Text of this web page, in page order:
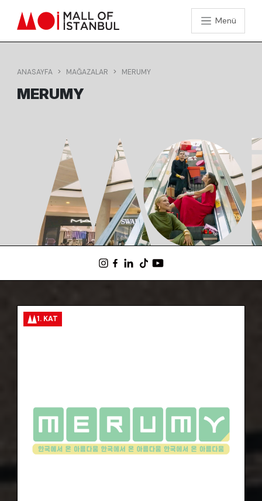
Menü
ANASAYFA MAĞAZALAR MERUMY
MERUMY
1. KAT